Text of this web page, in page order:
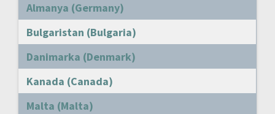
Almanya (Germany)
Bulgaristan (Bulgaria)
Danimarka (Denmark)
Kanada (Canada)
Malta (Malta)